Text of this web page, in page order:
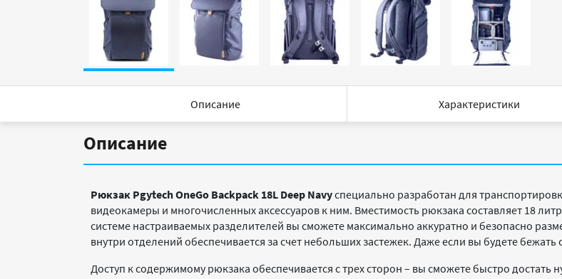
Описание Характеристики
Описание
Рюкзак Pgytech OneGo Backpack 18L Deep Navyспециально разработан для
видеокамеры и многочисленных аксессуаров к ним. Вместимость рюкзака составляет 18
системе настраиваемых разделителей вы сможете максимально аккуратно и безопасно
внутри отделений обеспечивается за счет небольших застежек. Даже если вы будете
Доступ к содержимому рюкзака обеспечивается с трех сторон – вы сможете быстро